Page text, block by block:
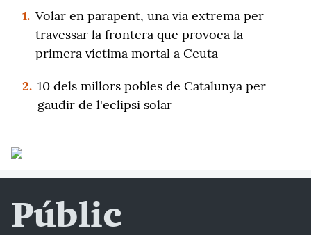
1. Volar en parapent, una via extrema per
travessar la frontera que provoca la
primera víctima mortal a Ceuta
2. 10 dels millors pobles de Catalunya per
gaudir de l'eclipsi solar
Públic